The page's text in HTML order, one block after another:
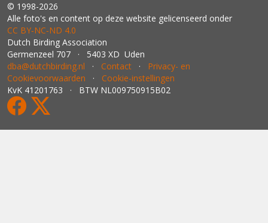
© 1998-2026
Alle foto's en content op deze website gelicenseerd onder
CC BY‑NC‑ND 4.0
Dutch Birding Association
Germenzeel 707 · 5403 XD Uden
dba@dutchbirding.nl · Contact · Privacy- en
Cookievoorwaarden · Cookie-instellingen
KvK 41201763 · BTW NL009750915B02